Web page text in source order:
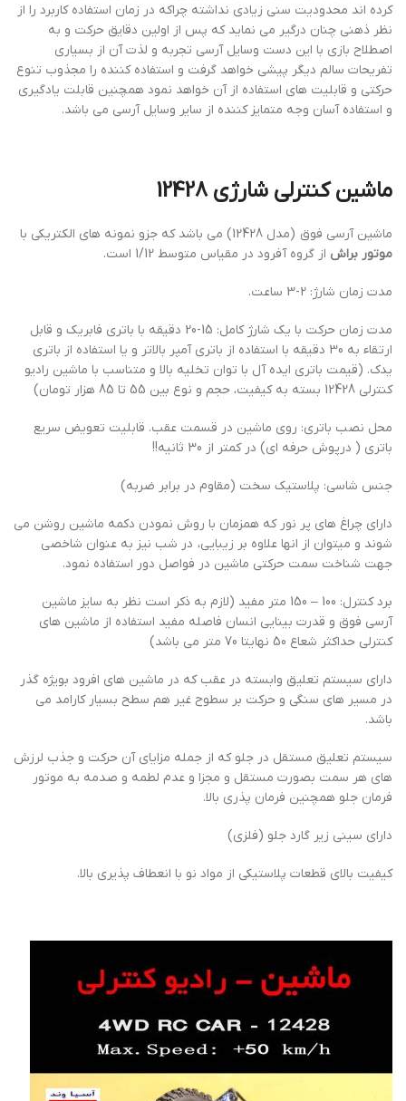
کرده اند محدودیت سنی زیادی نداشته چراکه در زمان استفاده کاربرد را از
نظر ذهنی چنان درگیر می نماید که پس از اولین دقایق حرکت و به
اصطلاح بازی با این دست وسایل آرسی تجربه و لذت آن از بسیاری
تفریحات سالم دیگر پیشی خواهد گرفت و استفاده کننده را مجذوب تنوع
حرکتی و قابلیت های استفاده از آن خواهد نمود همچنین قابلت یادگیری
و استفاده آسان وجه متمایز کننده از سایر وسایل آرسی می باشد.
ماشین کنترلی شارژی 12428
ماشین آرسی فوق (مدل 12428) می باشد که جزو نمونه های الکتریکی با
موتور براش از گروه آفرود در مقیاس متوسط 1/12 است.
مدت زمان شارژ: 2-3 ساعت.
مدت زمان حرکت با یک شارژ کامل: 15-20 دقیقه با باتری فابریک و قابل
ارتقاء به 30 دقیقه با استفاده از باتری آمپر بالاتر و یا استفاده از باتری
یدک. (قیمت باتری ایده آل با توان تخلیه بالا و متناسب با ماشین رادیو
کنترلی 12428 بسته به کیفیت، حجم و نوع بین 55 تا 85 هزار تومان)
محل نصب باتری: روی ماشین در قسمت عقب. قابلیت تعویض سریع
باتری ( درپوش حرفه ای) در کمتر از 30 ثانیه!!
جنس شاسی: پلاستیک سخت (مقاوم در برابر ضربه)
دارای چراغ های پر نور که همزمان با روش نمودن دکمه ماشین روشن می
شوند و میتوان از انها علاوه بر زیبایی، در شب نیز به عنوان شاخصی
جهت شناخت سمت حرکتی ماشین در فواصل دور استفاده نمود.
برد کنترل: 100 – 150 متر مفید (لازم به ذکر است نظر به سایز ماشین
آرسی فوق و قدرت بینایی انسان فاصله مفید استفاده از ماشین های
کنترلی حداکثر شعاع 50 نهایتا 70 متر می باشد)
دارای سیستم تعلیق وابسته در عقب که در ماشین های افرود بویژه گذر
در مسیر های سنگی و حرکت بر سطوح غیر هم سطح بسیار کارامد می
باشد.
سیستم تعلیق مستقل در جلو که از جمله مزایای آن حرکت و جذب لرزش
های هر سمت بصورت مستقل و مجزا و عدم لطمه و صدمه به موتور
فرمان جلو همچنین فرمان پذری بالا.
دارای سینی زیر گارد جلو (فلزی)
کیفیت بالای قطعات پلاستیکی از مواد نو با انعطاف پذیری بالا.